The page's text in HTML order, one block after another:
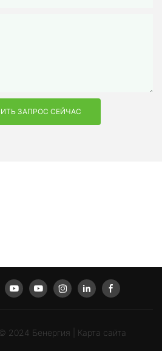
ЗАПРОС СЕЙЧАС
2024 Бенергия Карта сайта